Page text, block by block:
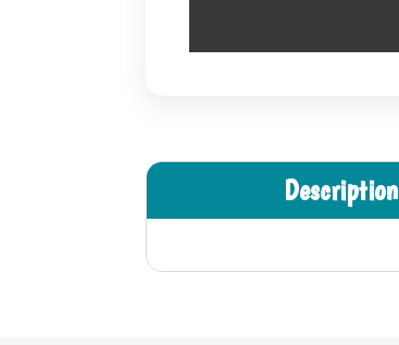
Description